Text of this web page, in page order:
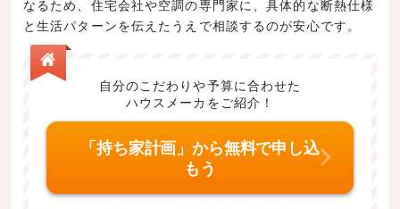
なるため、住宅会社や空調の専門家に、具体的な断熱仕様
と生活パターンを伝えたうえで相談するのが安心です。
自分のこだわりや予算に合わせた
ハウスメーカをご紹介！
「持ち家計画」から無料で申し込
もう